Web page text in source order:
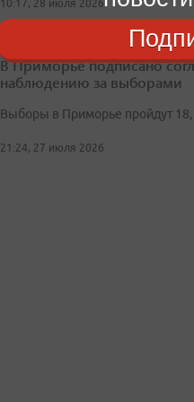
10:17, 28 июля 2026
В Приморье подписано
наблюдению за выборами
Выборы в Приморье пройдут 18,
21:24, 27 июля 2026